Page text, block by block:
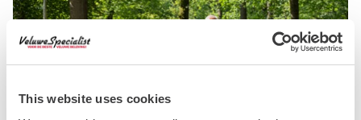
This website uses cookies